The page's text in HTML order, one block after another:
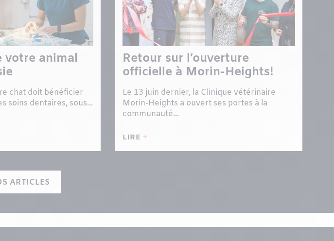
votre animal
chat doit bénéficier
soins dentaires, sous...
Retour sur l’ouverture
officielle à Morin-Heights!
Le 13 juin dernier, la Clinique vétérinaire
Morin-Heights a ouvert ses portes à la
communauté...
LIRE
ARTICLES